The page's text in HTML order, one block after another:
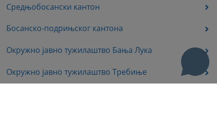
Средњобосански кантон
Босанско-подрињског кантона
Окружно јавно тужилаштво Бања Лука
Окружно јавно тужилаштво Требиње